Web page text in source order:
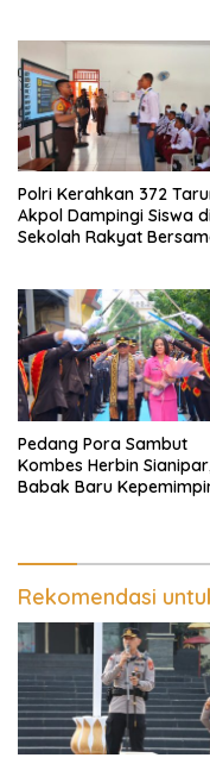
Polri Kerahkan 372
Akpol Dampingi Siswa
Sekolah Rakyat
Pedang Pora Sambut
Kombes Herbin
Babak Baru
Rekomendasi